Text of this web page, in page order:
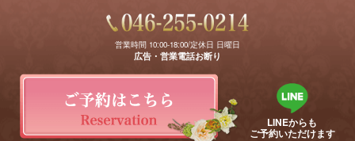
営業時間 10:00-18:00/定休日 日曜日
広告・営業電話お断り
LINEからも
ご予約いただけます